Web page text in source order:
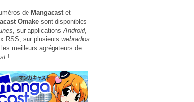
de Mangacastet
Omake sont disponibles
, sur applicationsAndroid,
RSS, sur plusieurs webradios
meilleurs agrégateurs de
!